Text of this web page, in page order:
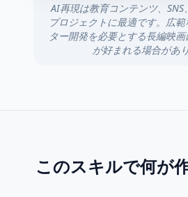
AI再現は教育コンテンツ、
プロジェクトに最適です。広
ター開発を必要とする長編映
が好まれる場合があ
このスキルで何が